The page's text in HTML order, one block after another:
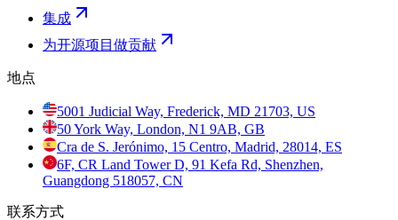
集成
为开源项目做贡献
地点
5001 Judicial Way, Frederick, MD 21703, US
50 York Way, London, N1 9AB, GB
Cra de S. Jerónimo, 15 Centro, Madrid, 28014, ES
6F, CR Land Tower D, 91 Kefa Rd, Shenzhen,
Guangdong 518057, CN
联系方式